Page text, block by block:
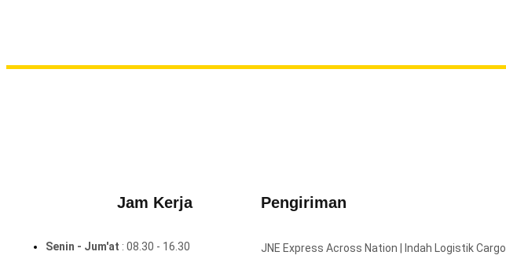
Jam Kerja
Senin - Jum'at : 08.30 - 16.30
Pengiriman
JNE Express Across Nation | Indah Logistik Cargo